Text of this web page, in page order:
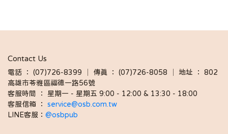
Contact Us
電話 ： (07)726-8399 │ 傳真 ： (07)726-8058 │ 地址 ： 802
高雄市苓雅區福德一路56號
客服時間 ： 星期一 - 星期五 9:00 - 12:00 & 13:30 - 18:00
客服信箱 ： service@osb.com.tw
LINE客服： @osbpub